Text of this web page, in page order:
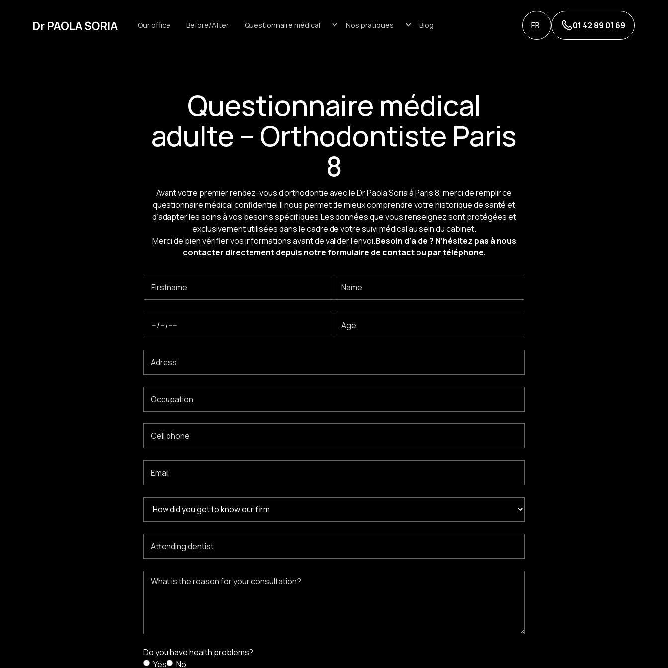
Our office Before/After Questionnaire médical Nos pratiques Blog FR 01 42 89 01 69
Questionnaire médical
adulte – Orthodontiste Paris
8
Avant votre premier rendez-vous d’orthodontie avec le Dr Paola Soria à Paris 8, merci de remplir ce
questionnaire médical confidentiel.Il nous permet de mieux comprendre votre historique de santé et
d’adapter les soins à vos besoins spécifiques.Les données que vous renseignez sont protégées et
exclusivement utilisées dans le cadre de votre suivi médical au sein du cabinet.
Merci de bien vérifier vos informations avant de valider l’envoi.Besoin d’aide ? N’hésitez pas à nous
contacter directement depuis notre formulaire de contact ou par téléphone.
Do you have health problems?
Yes
No